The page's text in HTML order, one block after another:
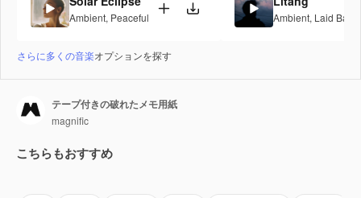
Ambient, Peaceful Ambient, Laid Back
さらに多くの音楽オプションを探す
テープ付きの破れたメモ用紙
magnific
こちらもおすすめ